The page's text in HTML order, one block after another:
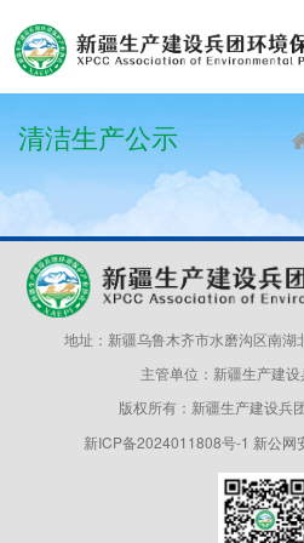
清洁生产公示
地址：新疆乌鲁木齐市水磨沟区南湖
主管单位：新疆生产建
版权所有：新疆生产建设兵
新ICP备2024011808号-1 新公网